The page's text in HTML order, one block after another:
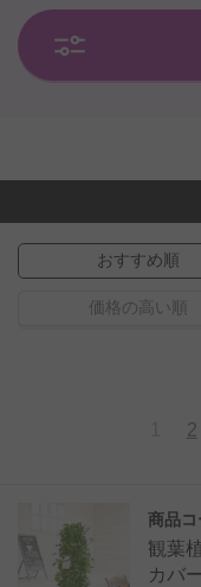
おすすめ順
価格の高い順
2
商品
観葉
カバ